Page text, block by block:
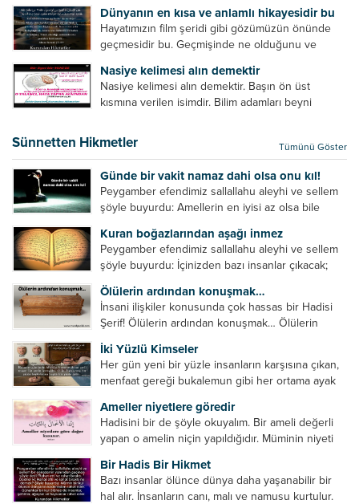
geliştirmeleri hususunda bazen açık bazen gizli
tenkitlerde bulunmuşuzdur. Örneğin hocalarda
olması gereken hususları sıralar ve...
Dünyanın en kısa ve anlamlı hikayesidir bu
Hayatımızın film şeridi gibi gözümüzün önünde
geçmesidir bu. Geçmişinde ne olduğunu ve
âyetlere baksın. Hayatı özetler misin sorusuna
verilebilecek en kısa ve bir o...
Nasiye kelimesi alın demektir
Nasiye kelimesi alın demektir. Başın ön üst
kısmına verilen isimdir. Bilim adamları beyni
Beynin ön kısmında bulunan bölüme ön bellek
denir. Bu kısım insan vücudunda...
Sünnetten Hikmetler Tümünü Göster
Günde bir vakit namaz dahi olsa onu kıl!
Peygamber efendimiz sallallahu aleyhi ve sellem
şöyle buyurdu: Amellerin en iyisi az olsa bile
bir yere sahiptir. Namaz kul ile Allah arasındaki bir
toplantıdır....
Kuran boğazlarından aşağı inmez
Peygamber efendimiz sallallahu aleyhi ve sellem
şöyle buyurdu: İçinizden bazı insanlar çıkacak;
küçümseyeceksiniz. Onların oruçlarını görünce
kendi oruçlarınızı küçümseyeceksiniz. Onların
amellerini görünce kendi amellerinizi
küçümseyeceksiniz. ...
Ölülerin ardından konuşmak…
İnsani ilişkiler konusunda çok hassas bir Hadisi
Şerif! Ölülerin ardından konuşmak… Ölülerin
küfretmek, sövmek, onların günah ve kusurlarını
zikretmek ölüye zarar vermez, fayda da vermez....
İki Yüzlü Kimseler
Her gün yeni bir yüzle insanların karşısına çıkan,
menfaat gereği bukalemun gibi her ortama ayak
insan grubudur. Müminlerin yanında mümin gibi
duran,...
Ameller niyetlere göredir
Hadisini bir de şöyle okuyalım. Bir ameli değerli
yapan o amelin niçin yapıldığıdır. Müminin niyeti
namazın hiçbir değeri yoktur. Gösteriş için
okunan ezanın hiçbir...
Bir Hadis Bir Hikmet
Bazı insanlar ölünce dünya daha yaşanabilir bir
hal alır. İnsanların canı, malı ve namusu kurtulur.